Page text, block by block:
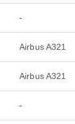
-
Airbus A321
Airbus A321
-